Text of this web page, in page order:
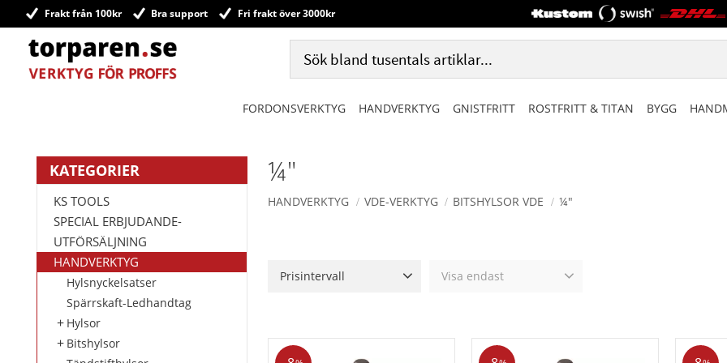
Frakt från 100kr Bra support Fri frakt över 3000kr
FORDONSVERKTYG HANDVERKTYG GNISTFRITT ROSTFRITT & TITAN BYGG
¼"
HANDVERKTYG VDE-VERKTYG BITSHYLSOR VDE ¼"
Prisintervall Visa endast
KATEGORIER
KS TOOLS
SPECIAL ERBJUDANDE-
UTFÖRSÄLJNING
HANDVERKTYG
Hylsnyckelsatser
Spärrskaft-Ledhandtag
Hylsor
Bitshylsor